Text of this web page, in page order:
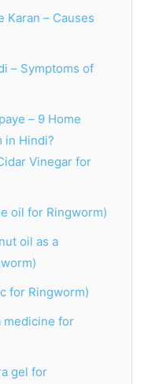
Karan – Causes
– Symptoms of
– 9 Home
in Hindi?
Vinegar for
oil for Ringworm)
oil as a
for Ringworm)
medicine for
gel for